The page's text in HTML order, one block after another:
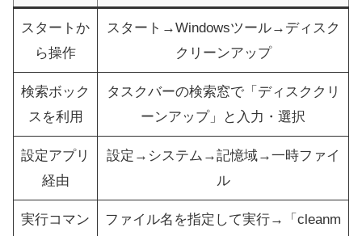
スタートか
ら操作
スタート→Windowsツール→ディスク
クリーンアップ
検索ボック
スを利用
タスクバーの検索窓で「ディスククリ
ーンアップ」と入力・選択
設定アプリ
経由
設定→システム→記憶域→一時ファイ
ル
実行コマン
ファイル名を指定して実行→「cleanm